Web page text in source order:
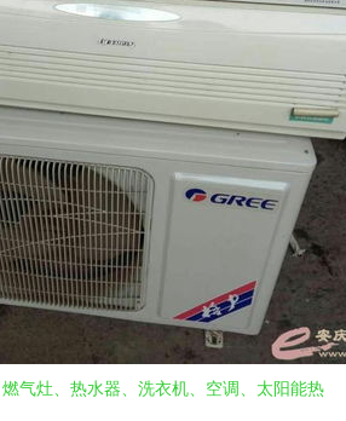
气灶、热水器、洗衣机、空调、太阳能热